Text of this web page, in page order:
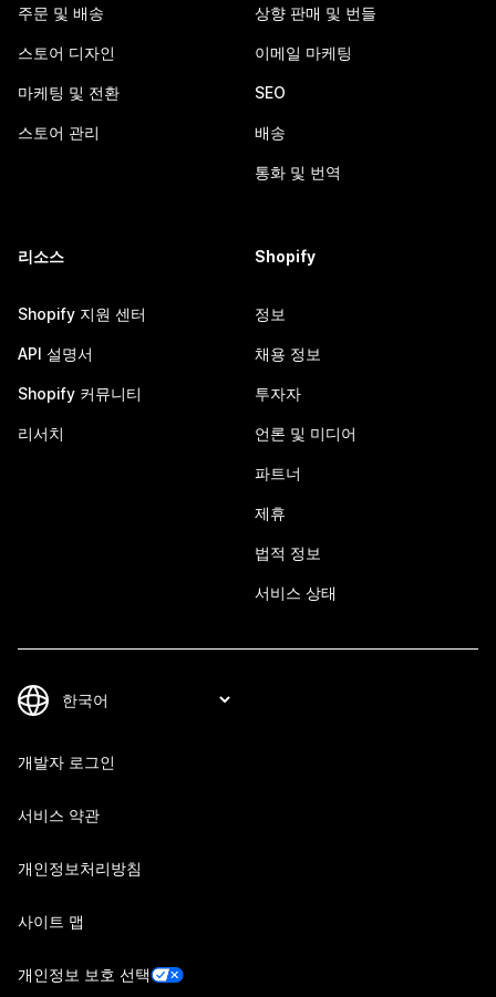
주문 및 배송
스토어 디자인
마케팅 및 전환
스토어 관리
상향 판매 및 번들
이메일 마케팅
SEO
배송
통화 및 번역
리소스
Shopify 지원 센터
API 설명서
Shopify 커뮤니티
리서치
Shopify
정보
채용 정보
투자자
언론 및 미디어
파트너
제휴
법적 정보
서비스 상태
개발자 로그인
서비스 약관
개인정보처리방침
사이트 맵
개인정보 보호 선택